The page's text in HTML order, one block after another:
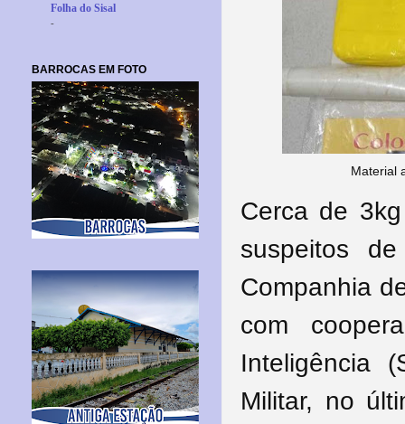
Material
Cerca de
suspeitos
Companhia
com
Inteligência
Militar, no
Folha do Sisal
-
BARROCAS EM FOTO